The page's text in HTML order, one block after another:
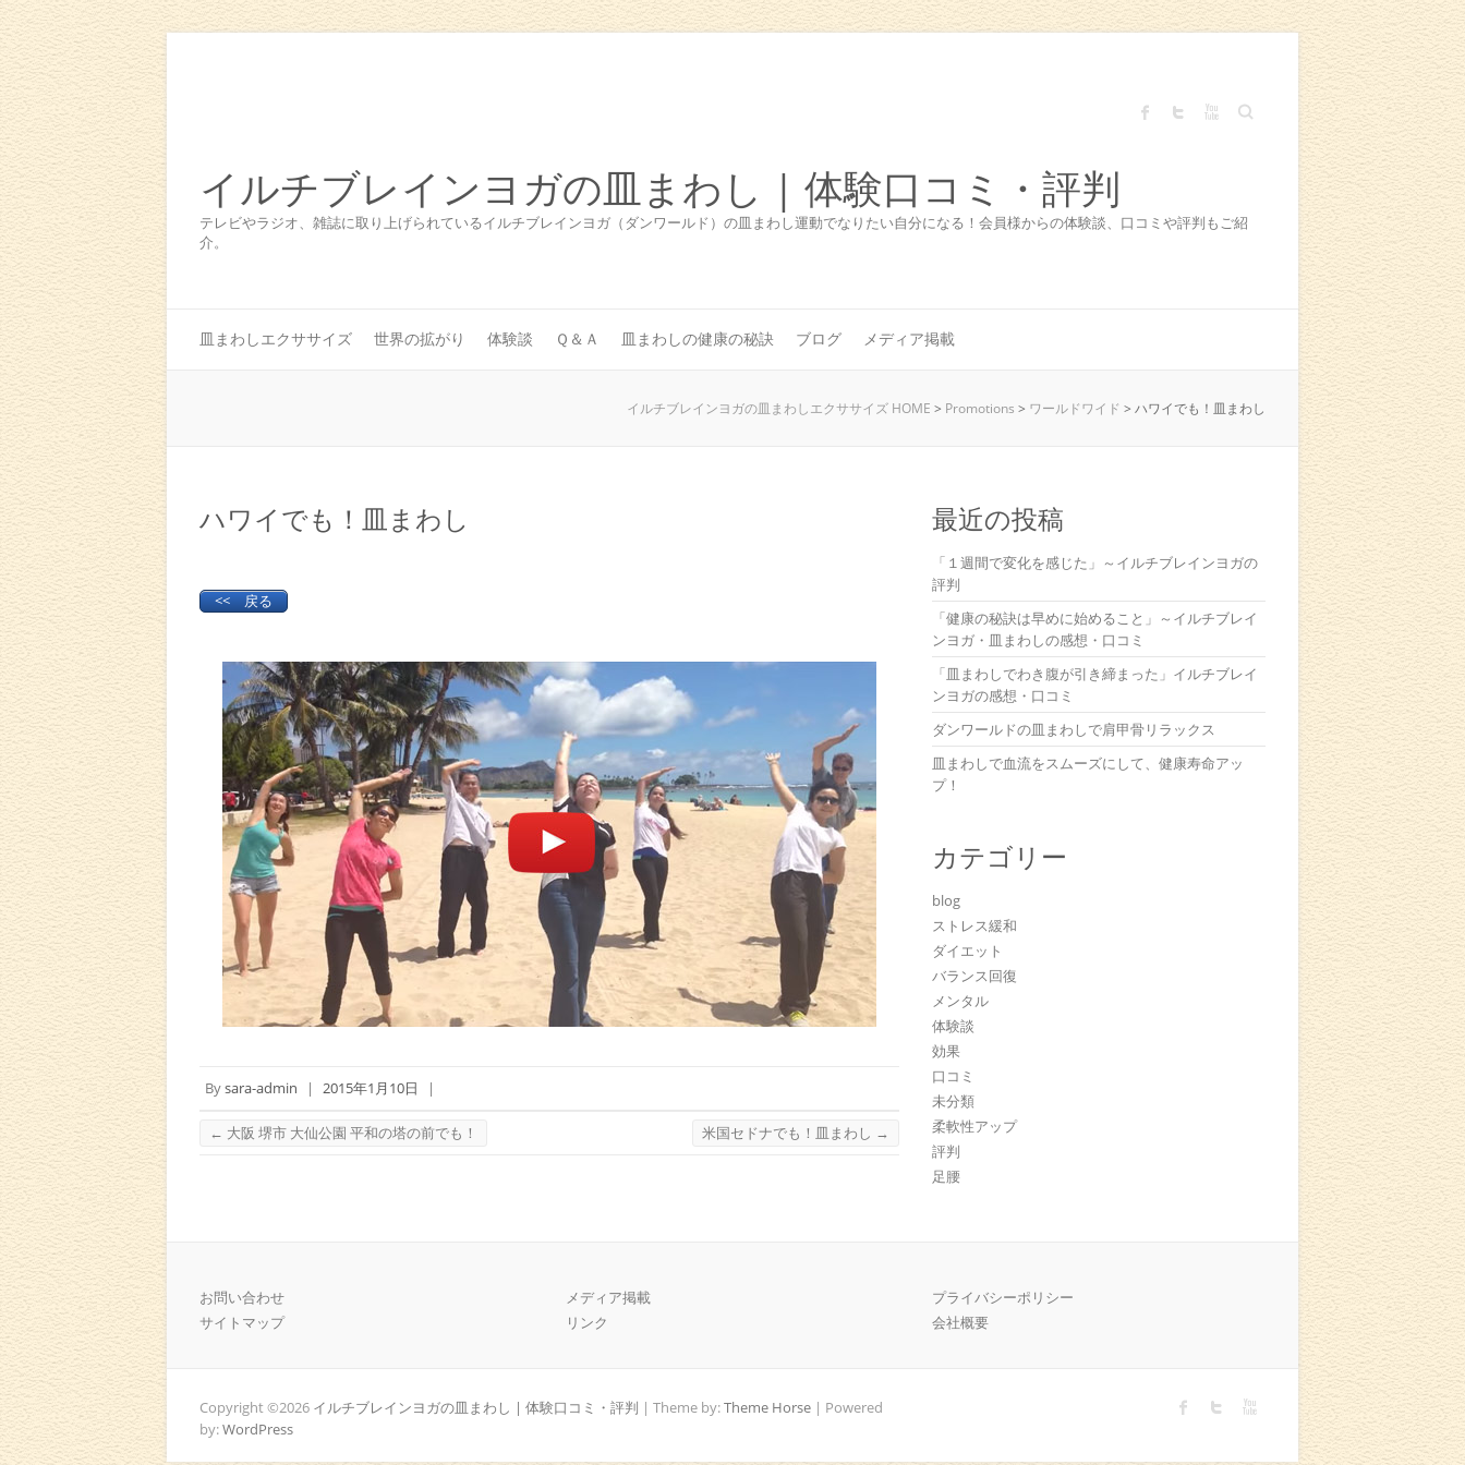
Search
イルチブレインヨガの皿まわし | 体験口コミ・評判
テレビやラジオ、雑誌に取り上げられているイルチブレインヨガ（ダンワールド）の皿まわし運動でなりたい自分になる！会員様からの体験談、口コミや評判もご紹
介。
皿まわしエクササイズ 世界の拡がり 体験談 Ｑ＆Ａ 皿まわしの健康の秘訣 ブログ メディア掲載
イルチブレインヨガの皿まわしエクササイズ HOME > Promotions > ワールドワイド > ハワイでも！皿まわし
ハワイでも！皿まわし
<< 戻る
Bysara-admin | 2015年1月10日 |
← 大阪 堺市 大仙公園 平和の塔の前でも！ 米国セドナでも！皿まわし →
最近の投稿
「１週間で変化を感じた」～イルチブレインヨガの
評判
「健康の秘訣は早めに始めること」～イルチブレイ
ンヨガ・皿まわしの感想・口コミ
「皿まわしでわき腹が引き締まった」イルチブレイ
ンヨガの感想・口コミ
ダンワールドの皿まわしで肩甲骨リラックス
皿まわしで血流をスムーズにして、健康寿命アッ
プ！
カテゴリー
blog
ストレス緩和
ダイエット
バランス回復
メンタル
体験談
効果
口コミ
未分類
柔軟性アップ
評判
足腰
お問い合わせ
サイトマップ
メディア掲載
リンク
プライバシーポリシー
会社概要
Copyright ©2026 イルチブレインヨガの皿まわし | 体験口コミ・評判 | Theme by:Theme Horse | Powered
by:WordPress